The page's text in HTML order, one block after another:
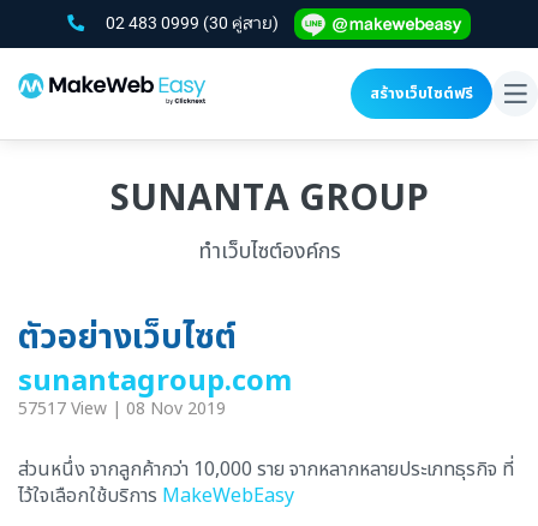
02 483 0999 (30 คู่สาย)
สร้างเว็บไซต์ฟรี
SUNANTA GROUP
ทำเว็บไซต์องค์กร
ตัวอย่างเว็บไซต์
sunantagroup.com
57517 View | 08 Nov 2019
ส่วนหนึ่ง จากลูกค้ากว่า 10,000 ราย จากหลากหลายประเภทธุรกิจ ที่
ไว้ใจเลือกใช้บริการ MakeWebEasy